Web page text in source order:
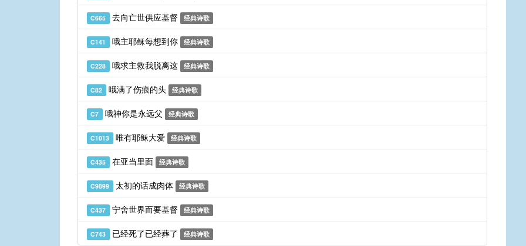
C665 去向亡世供应基督 经典诗歌
C141 哦主耶稣每想到你 经典诗歌
C228 哦求主救我脱离这 经典诗歌
C82 哦满了伤痕的头 经典诗歌
C7 哦神你是永远父 经典诗歌
C1013 唯有耶稣大爱 经典诗歌
C435 在亚当里面 经典诗歌
C9899 太初的话成肉体 经典诗歌
C437 宁舍世界而要基督 经典诗歌
C743 已经死了已经葬了 经典诗歌